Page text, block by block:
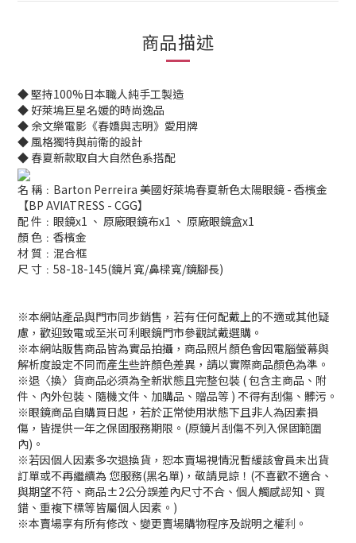
商品描述
◆ 堅持100%日本職人純手工製造
◆ 好萊塢巨星名媛的時尚逸品
◆ 余文樂電影《春嬌與志明》愛用牌
◆ 風格獨特與前衛的設計
◆ 春夏新款取自大自然色系搭配
名 稱﹕Barton Perreira 美國好萊塢春夏新色太陽眼鏡 - 香檳金
【BP AVIATRESS - CGG】
配 件﹕眼鏡x1 、 原廠眼鏡布x1 、 原廠眼鏡盒x1
顏 色﹕香檳金
材 質﹕混合框
尺 寸﹕58-18-145(鏡片寬/鼻樑寬/鏡腳長)
※本網站產品與門市同步銷售，若有任何配戴上的不適或其他疑
慮，歡迎致電或至米可利眼鏡門市參觀試戴選購。
※本網站販售商品皆為實品拍攝，商品照片顏色會因電腦螢幕與
解析度設定不同而產生些許顏色差異，請以實際商品顏色為準。
※退〈換〉貨商品必須為全新狀態且完整包裝 ( 包含主商品、附
件、內外包裝、隨機文件、加購品、贈品等 ) 不得有刮傷、髒污。
※眼鏡商品自購買日起，若於正常使用狀態下且非人為因素損
傷，皆提供一年之保固服務期限。(原鏡片刮傷不列入保固範圍
內)。
※若因個人因素多次退換貨，恕本賣場視情況暫緩該會員未出貨
訂單或不再繼續為 您服務(黑名單)，敬請見諒！(不喜歡不適合、
與期望不符、商品±2公分誤差內尺寸不合、個人觸感認知、買
錯、重複下標等皆屬個人因素。)
※本賣場享有所有修改、變更賣場購物程序及說明之權利 。